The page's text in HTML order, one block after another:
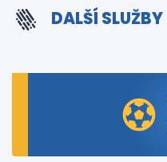
DALŠÍ SLUŽBY